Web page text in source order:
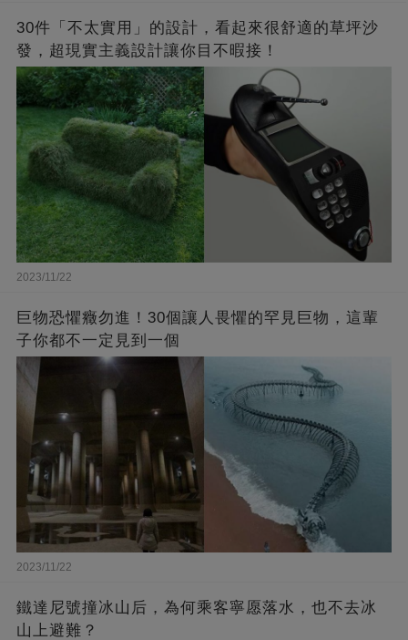
30件「不太實用」的設計，看起來很舒適的草坪沙
發，超現實主義設計讓你目不暇接！
2023/11/22
巨物恐懼癥勿進！30個讓人畏懼的罕見巨物，這輩
子你都不一定見到一個
2023/11/22
鐵達尼號撞冰山后，為何乘客寧愿落水，也不去冰
山上避難？